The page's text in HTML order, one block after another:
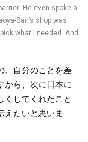
He even spoke a
San’s shop was
what I needed. And
、自分のことを差
から、次に日本に
くしてくれたこと
えたいと思いま